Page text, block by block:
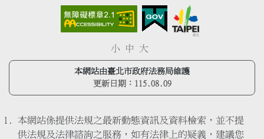
小 中 大
本網站由臺北市政府法務局維護
更新日期： 115.08.09
本網站係提供法規之最新動態資訊及資料檢索，並不提
供法規及法律諮詢之服務，如有法律上的疑義，建議您